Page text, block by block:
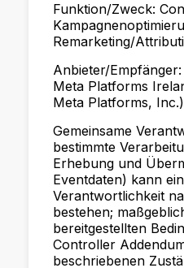
Funktion/Zweck:
Remarketing/
Anbieter/Empfänger:
Meta Platforms
Meta Platforms, Inc.)
Gemeinsame
bestimmte
Erhebung und
Eventdaten) kann
Verantwortlichkeit
bestehen;
bereitgestellten
Controller
beschriebenen